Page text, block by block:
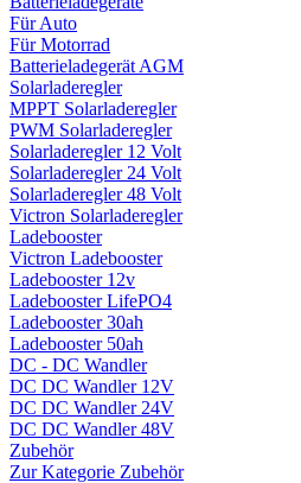
Für Auto
Für Motorrad
Batterieladegerät AGM
Solarladeregler
MPPT Solarladeregler
PWM Solarladeregler
Solarladeregler 12 Volt
Solarladeregler 24 Volt
Solarladeregler 48 Volt
Victron Solarladeregler
Ladebooster
Victron Ladebooster
Ladebooster 12v
Ladebooster LifePO4
Ladebooster 30ah
Ladebooster 50ah
DC - DC Wandler
DC DC Wandler 12V
DC DC Wandler 24V
DC DC Wandler 48V
Zubehör
Zur Kategorie Zubehör